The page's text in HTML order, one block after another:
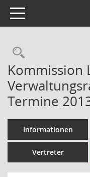
Toggle navigation
Kommission
Termine
Informationen
Vertreter